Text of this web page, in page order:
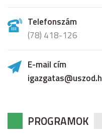
Telefonszám
(78) 418-126
E-mail cím
PROGRAMOK